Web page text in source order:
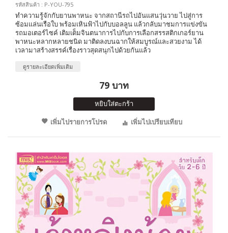
รหัสสินค้า : P-YOU-795
ทำความรู้จักกับยานพาหนะ จากสถานีรถไปอันแสนวุ่นวาย ไปสู่การ
ซ้อมแล่นเรือใบ พร้อมเหินฟ้าไปกับบอลลูน แล้วกลับมาชมการแข่งขัน
รถมอเตอร์ไซค์ เติมเต็มจินตนาการไปกับการเลือกสรรสติกเกอร์ยาน
พาหนะหลากหลายชนิด มาติดลงบนฉากให้สมบูรณ์และสวยงาม ได้
เวลามาสร้างสรรค์เรื่องราวสุดสนุกไปด้วยกันแล้ว
ดูรายละเอียดเพิ่มเติม
79 บาท
หยิบใส่ตะกร้า
เพิ่มไปรายการโปรด
เพิ่มไปเปรียบเทียบ